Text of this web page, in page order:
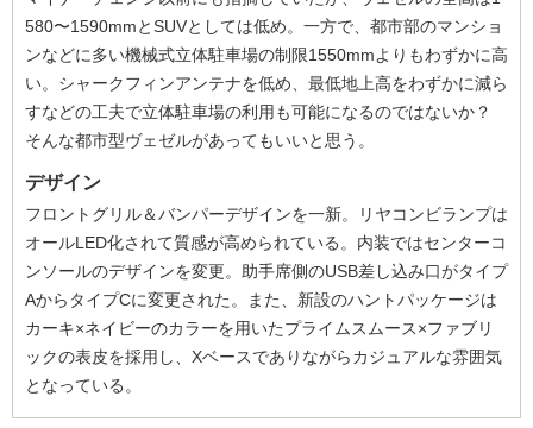
580〜1590mmとSUVとしては低め。一方で、都市部のマンショ
ンなどに多い機械式立体駐車場の制限1550mmよりもわずかに高
い。シャークフィンアンテナを低め、最低地上高をわずかに減ら
すなどの工夫で立体駐車場の利用も可能になるのではないか？
そんな都市型ヴェゼルがあってもいいと思う。
デザイン
フロントグリル＆バンパーデザインを一新。リヤコンビランプは
オールLED化されて質感が高められている。内装ではセンターコ
ンソールのデザインを変更。助手席側のUSB差し込み口がタイプ
AからタイプCに変更された。また、新設のハントパッケージは
カーキ×ネイビーのカラーを用いたプライムスムース×ファブリ
ックの表皮を採用し、Xベースでありながらカジュアルな雰囲気
となっている。